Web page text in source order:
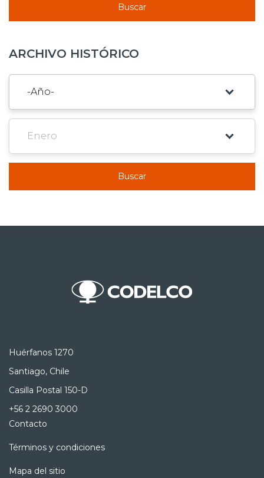
Buscar
ARCHIVO HISTÓRICO
Buscar
Huérfanos 1270
Santiago, Chile
Casilla Postal 150-D
+56 2 2690 3000
Contacto
Términos y condiciones
Mapa del sitio